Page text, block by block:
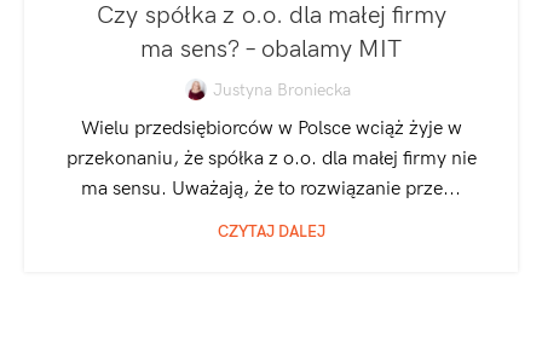
Czy spółka z o.o. dla małej firmy
ma sens? – obalamy MIT
Justyna Broniecka
Wielu przedsiębiorców w Polsce wciąż żyje w
przekonaniu, że spółka z o.o. dla małej firmy nie
ma sensu. Uważają, że to rozwiązanie prze...
CZYTAJ DALEJ